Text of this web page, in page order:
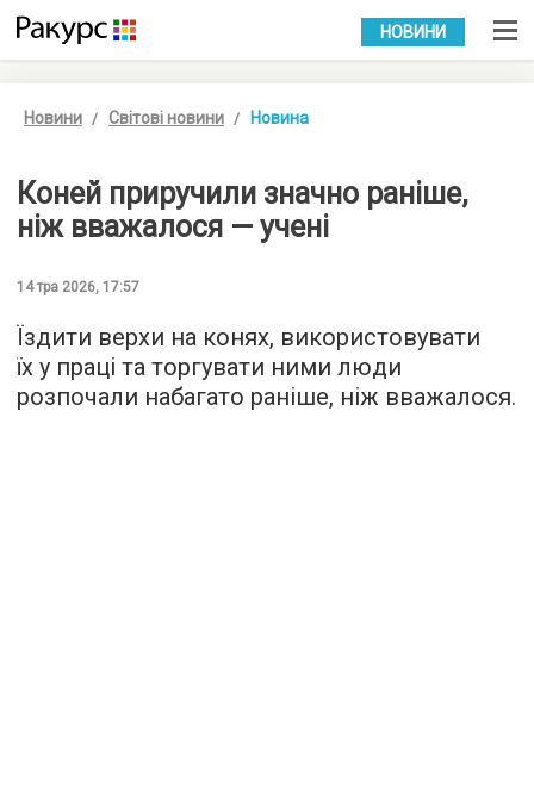
УКР РУС
НОВИНИ
Новини Світові новини Новина
Коней приручили значно раніше,
ніж вважалося — учені
14 тра 2026, 17:57
Їздити верхи на конях, використовувати
їх у праці та торгувати ними люди
розпочали набагато раніше, ніж вважалося.